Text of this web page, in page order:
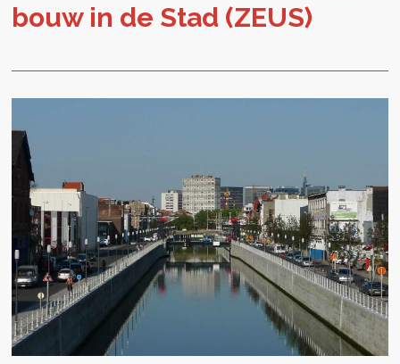
bouw in de Stad (ZEUS)